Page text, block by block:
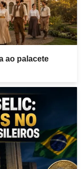
ao palacete